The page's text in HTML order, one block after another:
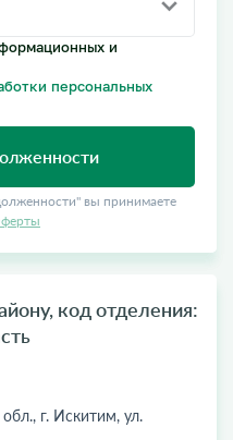
и
персональных
вы принимаете
код отделения:
г. Искитим, ул.